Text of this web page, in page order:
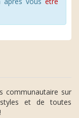
communautaire sur
et de toutes